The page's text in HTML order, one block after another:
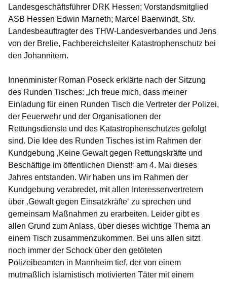
Landesgeschäftsführer DRK Hessen; Vorstandsmitglied
ASB Hessen Edwin Marneth; Marcel Baerwindt, Stv.
Landesbeauftragter des THW-Landesverbandes und Jens
von der Brelie, Fachbereichsleiter Katastrophenschutz bei
den Johannitern.
Innenminister Roman Poseck erklärte nach der Sitzung
des Runden Tisches: „Ich freue mich, dass meiner
Einladung für einen Runden Tisch die Vertreter der Polizei,
der Feuerwehr und der Organisationen der
Rettungsdienste und des Katastrophenschutzes gefolgt
sind. Die Idee des Runden Tisches ist im Rahmen der
Kundgebung ‚Keine Gewalt gegen Rettungskräfte und
Beschäftige im öffentlichen Dienst!‘ am 4. Mai dieses
Jahres entstanden. Wir haben uns im Rahmen der
Kundgebung verabredet, mit allen Interessenvertretern
über ‚Gewalt gegen Einsatzkräfte‘ zu sprechen und
gemeinsam Maßnahmen zu erarbeiten. Leider gibt es
allen Grund zum Anlass, über dieses wichtige Thema an
einem Tisch zusammenzukommen. Bei uns allen sitzt
noch immer der Schock über den getöteten
Polizeibeamten in Mannheim tief, der von einem
mutmaßlich islamistisch motivierten Täter mit einem